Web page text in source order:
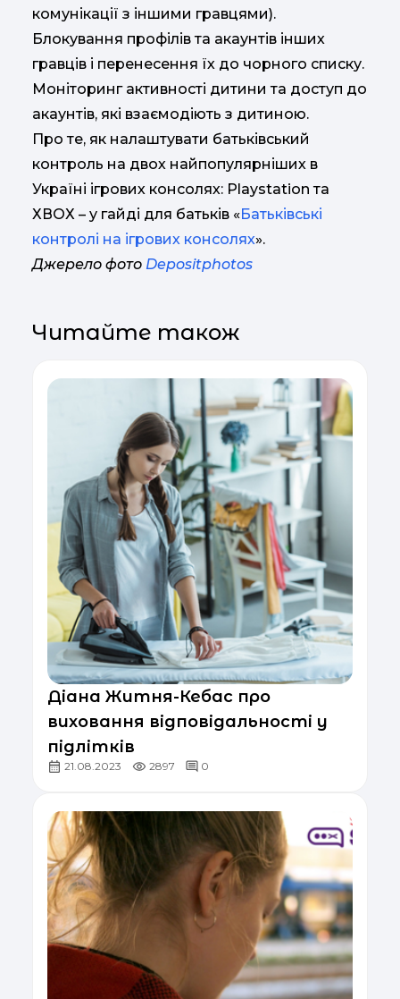
комунікації з іншими гравцями).
Блокування профілів та акаунтів інших
гравців і перенесення їх до чорного списку.
Моніторинг активності дитини та доступ до
акаунтів, які взаємодіють з дитиною.
Про те, як налаштувати батьківський
контроль на двох найпопулярніших в
Україні ігрових консолях: Playstation та
ХВОХ – у гайді для батьків «Батьківські
контролі на ігрових консолях».
Джерело фото Depositphotos
Читайте також
Діана Житня-Кебас про
виховання відповідальності у
підлітків
21.08.2023 2897 0